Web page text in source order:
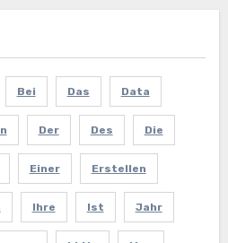
Bei Das Data
Der Des Die
Einer Erstellen
Ihre Ist Jahr